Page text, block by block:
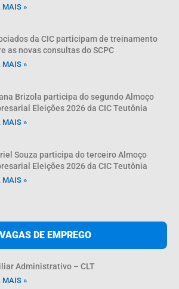
MAIS »
da CIC participam de treinamento
as novas consultas do SCPC
MAIS »
Brizola participa do segundo Almoço
Eleições 2026 da CIC Teutônia
MAIS »
Souza participa do terceiro Almoço
Eleições 2026 da CIC Teutônia
MAIS »
VAGAS DE EMPREGO
Administrativo – CLT
MAIS »